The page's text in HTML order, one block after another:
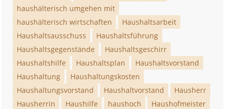
haushälterisch umgehen mit
haushälterisch wirtschaften
Haushaltsarbeit
Haushaltsausschuss
Haushaltsführung
Haushaltsgegenstände
Haushaltsgeschirr
Haushaltshilfe
Haushaltsplan
Haushaltsvorstand
Haushaltung
Haushaltungskosten
Haushaltungsvorstand
Haushaltvorstand
Hausherr
Hausherrin
Haushilfe haushoch
Haushofmeister